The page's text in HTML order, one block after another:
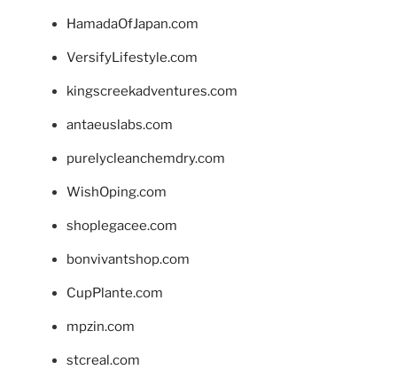
HamadaOfJapan.com
VersifyLifestyle.com
kingscreekadventures.com
antaeuslabs.com
purelycleanchemdry.com
WishOping.com
shoplegacee.com
bonvivantshop.com
CupPlante.com
mpzin.com
stcreal.com